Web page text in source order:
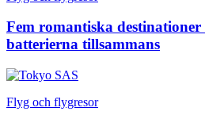
Fem romantiska
batterierna tillsammans
Flyg och flygresor